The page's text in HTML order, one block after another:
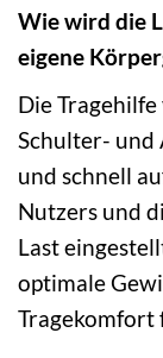
Wie wird die
eigene
Die
Schulter- und
und schnell
Nutzers und
Last
optimale
Tragekomfort